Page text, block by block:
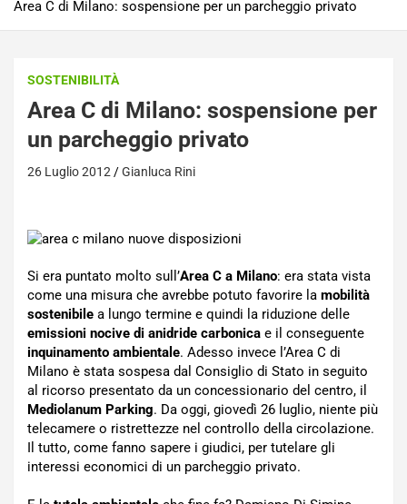
Area C di Milano: sospensione per un parcheggio privato
SOSTENIBILITÀ
Area C di Milano: sospensione per
un parcheggio privato
26 Luglio 2012 Gianluca Rini
Si era puntato molto sull’Area C a Milano: era stata vista
come una misura che avrebbe potuto favorire la mobilità
sostenibile a lungo termine e quindi la riduzione delle
emissioni nocive di anidride carbonica e il conseguente
inquinamento ambientale. Adesso invece l’Area C di
Milano è stata sospesa dal Consiglio di Stato in seguito
al ricorso presentato da un concessionario del centro, il
Mediolanum Parking. Da oggi, giovedì 26 luglio, niente più
telecamere o ristrettezze nel controllo della circolazione.
Il tutto, come fanno sapere i giudici, per tutelare gli
interessi economici di un parcheggio privato.